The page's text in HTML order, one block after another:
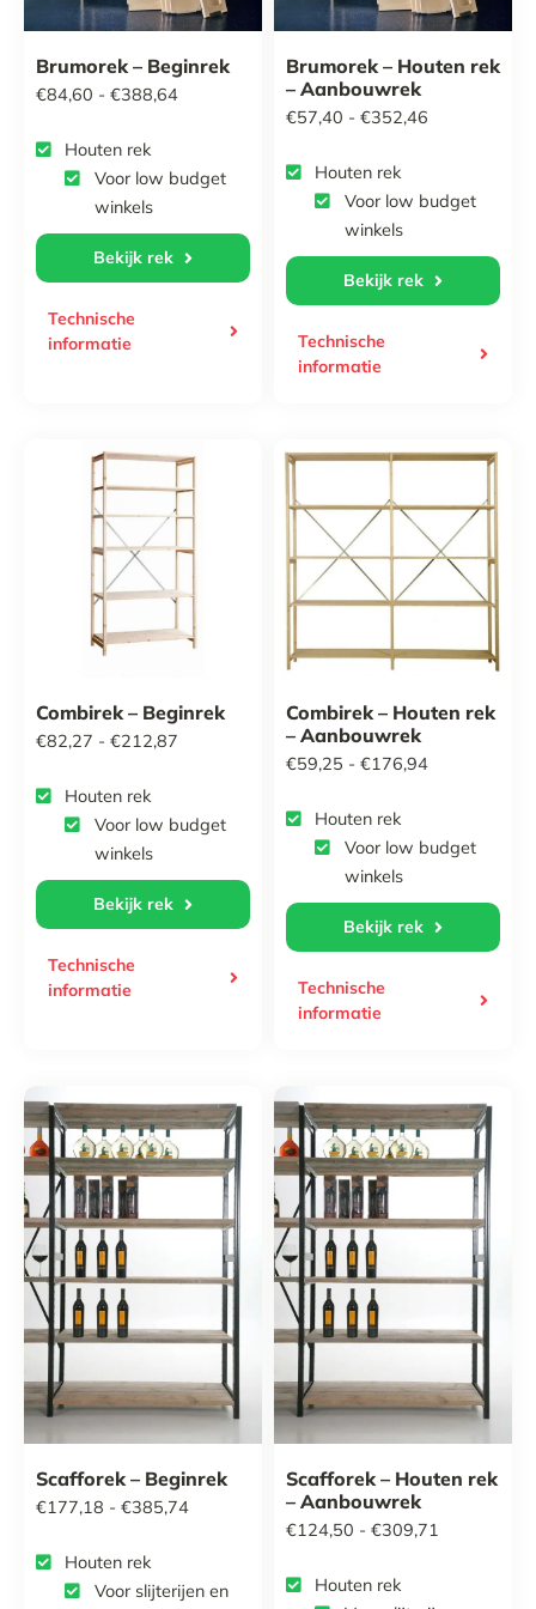
Tijdelijke promotie
Contact
Brumorek – Beginrek
€84,60 - €388,64Prijsklasse:
€388,64
Houten rek
Voor low budget
winkels
Bekijk rek
Technische
informatie
Brumorek – Houten rek
– Aanbouwrek
€57,40 - €352,46
€352,46
Houten rek
Voor low budget
winkels
Bekijk rek
Technische
informatie
Combirek – Beginrek
€82,27 - €212,87Prijsklasse:
€212,87
Houten rek
Voor low budget
winkels
Bekijk rek
Technische
informatie
Combirek – Houten rek
– Aanbouwrek
€59,25 - €176,94Prijsklasse:
€176,94
Houten rek
Voor low budget
winkels
Bekijk rek
Technische
informatie
Scafforek – Beginrek
€177,18 - €385,74Prijsklasse:
Houten rek
Voor slijterijen en
Scafforek – Houten rek
– Aanbouwrek
€124,50 - €309,71
Houten rek